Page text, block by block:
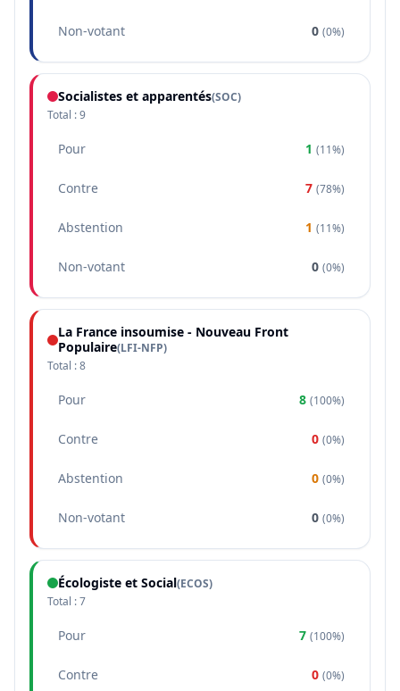
Non-votant 0 (0%)
Socialistes et apparentés(SOC)
Total :9
Pour 1 (11%)
Contre 7 (78%)
Abstention 1 (11%)
Non-votant 0 (0%)
La France insoumise - Nouveau Front
Populaire(LFI-NFP)
Total :8
Pour 8 (100%)
Contre 0 (0%)
Abstention 0 (0%)
Non-votant 0 (0%)
Écologiste et Social(ECOS)
Total :7
Pour 7 (100%)
Contre 0 (0%)